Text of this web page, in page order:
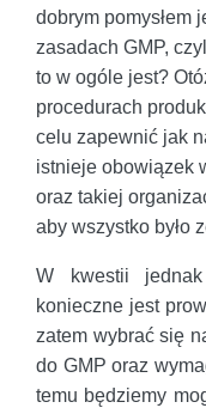
dobrym pomysłem
zasadach GMP,
to w ogóle jest?
procedurach
celu zapewnić jak
istnieje obowiązek
oraz takiej
aby wszystko było
W kwestii
konieczne jest
zatem wybrać się
do GMP oraz
temu będziemy